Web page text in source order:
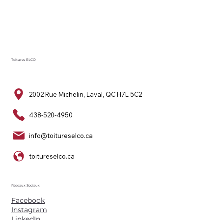
Toitures ELCO
2002 Rue Michelin, Laval, QC H7L 5C2
438-520-4950
info@toitureselco.ca
toitureselco.ca
Réseaux Sociaux
Facebook
Instagram